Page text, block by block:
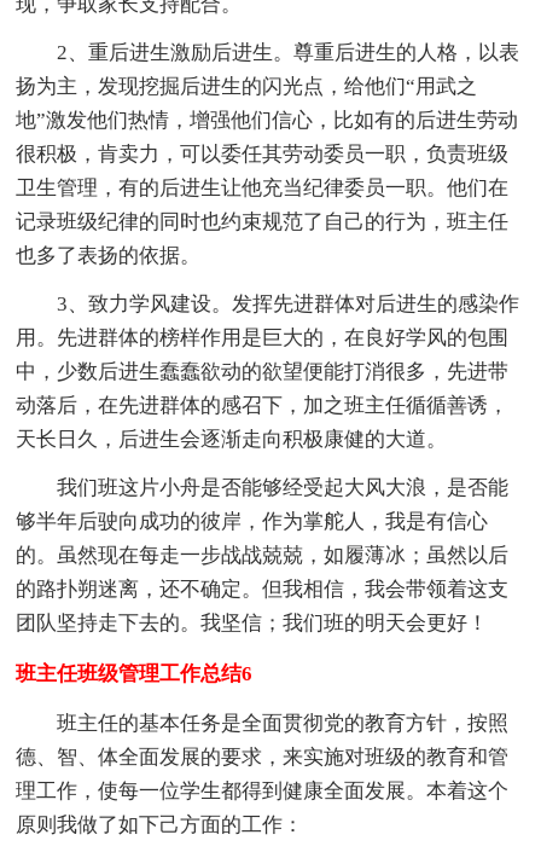
2、重后进生激励后进生。尊重后进生的人格，以表
扬为主，发现挖掘后进生的闪光点，给他们“用武之
地”激发他们热情，增强他们信心，比如有的后进生劳动
很积极，肯卖力，可以委任其劳动委员一职，负责班级
卫生管理，有的后进生让他充当纪律委员一职。他们在
记录班级纪律的同时也约束规范了自己的行为，班主任
也多了表扬的依据。
3、致力学风建设。发挥先进群体对后进生的感染作
用。先进群体的榜样作用是巨大的，在良好学风的包围
中，少数后进生蠢蠢欲动的欲望便能打消很多，先进带
动落后，在先进群体的感召下，加之班主任循循善诱，
天长日久，后进生会逐渐走向积极康健的大道。
我们班这片小舟是否能够经受起大风大浪，是否能
够半年后驶向成功的彼岸，作为掌舵人，我是有信心
的。虽然现在每走一步战战兢兢，如履薄冰；虽然以后
的路扑朔迷离，还不确定。但我相信，我会带领着这支
团队坚持走下去的。我坚信；我们班的明天会更好！
班主任班级管理工作总结6
班主任的基本任务是全面贯彻党的教育方针，按照
德、智、体全面发展的要求，来实施对班级的教育和管
理工作，使每一位学生都得到健康全面发展。本着这个
原则我做了如下己方面的工作：